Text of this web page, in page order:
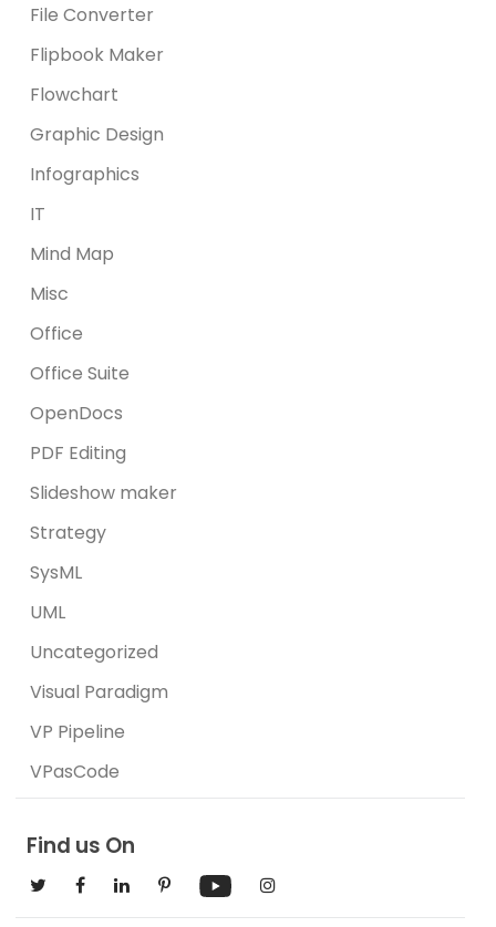
File Converter
Flipbook Maker
Flowchart
Graphic Design
Infographics
IT
Mind Map
Misc
Office
Office Suite
OpenDocs
PDF Editing
Slideshow maker
Strategy
SysML
UML
Uncategorized
Visual Paradigm
VP Pipeline
VPasCode
Find us On